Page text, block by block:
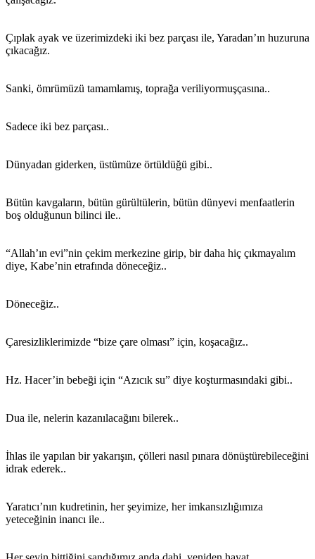
Çıplak ayak ve üzerimizdeki iki bez parçası ile, Yaradan’ın huzuruna
çıkacağız.
Sanki, ömrümüzü tamamlamış, toprağa veriliyormuşçasına..
Sadece iki bez parçası..
Dünyadan giderken, üstümüze örtüldüğü gibi..
Bütün kavgaların, bütün gürültülerin, bütün dünyevi menfaatlerin
boş olduğunun bilinci ile..
“Allah’ın evi”nin çekim merkezine girip, bir daha hiç çıkmayalım
diye, Kabe’nin etrafında döneceğiz..
Döneceğiz..
Çaresizliklerimizde “bize çare olması” için, koşacağız..
Hz. Hacer’in bebeği için “Azıcık su” diye koşturmasındaki gibi..
Dua ile, nelerin kazanılacağını bilerek..
İhlas ile yapılan bir yakarışın, çölleri nasıl pınara dönüştürebileceğini
idrak ederek..
Yaratıcı’nın kudretinin, her şeyimize, her imkansızlığımıza
yeteceğinin inancı ile..